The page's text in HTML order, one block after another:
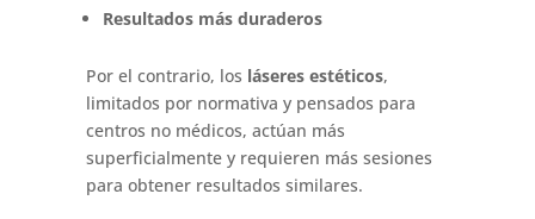
Resultados más duraderos
Por el contrario, los láseres estéticos,
limitados por normativa y pensados para
centros no médicos, actúan más
superficialmente y requieren más sesiones
para obtener resultados similares.